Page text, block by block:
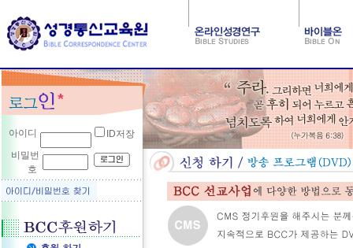
아이디
ID저장
비밀번
호